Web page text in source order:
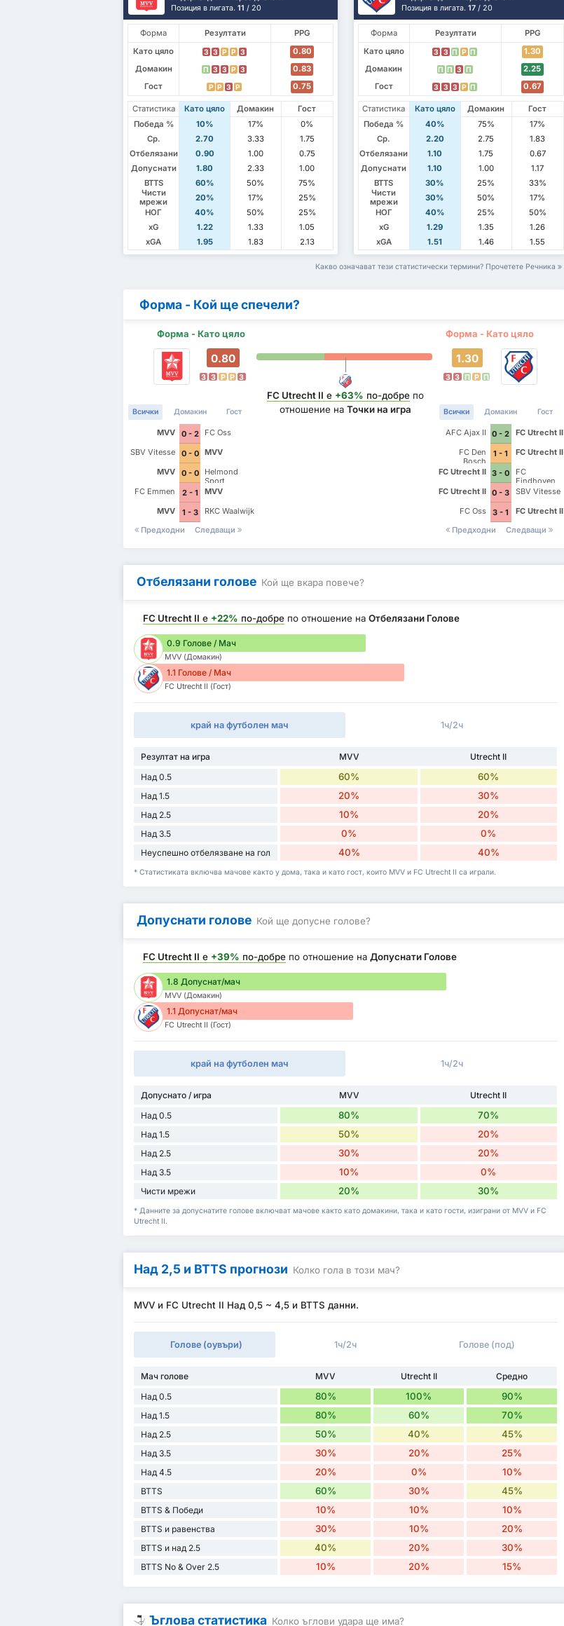
Позиция в лигата.11 / 20
Форма Резултати
PPG
Като цяло
З З P P З
0.80
Домакин
П З З P З
0.83
Гост
P P З P 0.75
Статистика Като цяло Домакин
Гост
Победа %
10% 17%
0%
Ср.
2.70 3.33
1.75
Отбелязани
0.90 1.00
0.75
Допуснати
1.80 2.33
1.00
BTTS
60% 50%
75%
Чисти
мрежи
20% 17%
25%
НОГ
40% 50%
25%
xG
1.22 1.33
1.05
xGA
1.95 1.83 2.13
Позиция в лигата.17 / 20
Форма Резултати
PPG
Като цяло
З З П P П
1.30
Домакин
П П З П
2.25
Гост
З З З P П 0.67
Статистика Като цяло Домакин
Гост
Победа %
40% 75%
17%
Ср.
2.20 2.75
1.83
Отбелязани
1.10 1.75
0.67
Допуснати
1.10 1.00
1.17
BTTS
30% 25%
33%
Чисти
мрежи
30% 50%
17%
НОГ
40% 25%
50%
xG
1.29 1.35
1.26
xGA
1.51 1.46 1.55
Какво означават тези статистически термини? Прочетете Речника
Форма - Кой ще спечели?
Форма - Като цяло Форма - Като цяло
0.80
З З P P З
Всички Домакин Гост
MVV 0 - 2
FC Oss
SBV Vitesse
0 - 0
MVV
MVV
0 - 0
Helmond
Sport
FC Emmen
2 - 1
MVV
MVV
1 - 3
RKC Waalwijk
Предходни
Следващи
FC Utrecht II е +63% по-добрепо
отношение на Точки на игра
1.30
З З П P П
Всички Домакин Гост
AFC Ajax II 0 - 2
FC Utrecht II
FC Den
Bosch
1 - 1
FC Utrecht II
FC Utrecht II 3 - 0
FC
Eindhoven
FC Utrecht II 0 - 3
SBV Vitesse
FC Oss
3 - 1
FC Utrecht II
Предходни
Следващи
Отбелязани голове Кой ще вкара повече?
FC Utrecht II е +22% по-добре по отношение наОтбелязани Голове
0.9 Голове / Мач
MVV (Домакин)
1.1 Голове / Мач
FC Utrecht II (Гост)
край на футболен мач 1ч/2ч
Резултат на игра MVV
Utrecht II
Над 0.5
60% 60%
Над 1.5 20% 30%
Над 2.5 10% 20%
Над 3.5 0% 0%
Неуспешно отбелязване на гол 40% 40%
* Статистиката включва мачове както у дома, така и като гост, които MVV и FC Utrecht II са играли.
Допуснати голове Кой ще допусне голове?
FC Utrecht II е +39% по-добре по отношение наДопуснати Голове
1.8 Допуснат/мач
MVV (Домакин)
1.1 Допуснат/мач
FC Utrecht II (Гост)
край на футболен мач 1ч/2ч
Допуснато / игра MVV
Utrecht II
Над 0.5
80% 70%
Над 1.5 50% 20%
Над 2.5 30% 20%
Над 3.5 10% 0%
Чисти мрежи 20% 30%
* Данните за допуснатите голове включват мачове както като домакини, така и като гости, изиграни от MVV и FC
Utrecht II.
Над 2,5 и BTTS прогнози Колко гола в този мач?
MVV и FC Utrecht II Над 0,5 ~ 4,5 и BTTS данни.
Голове (оувъри) 1ч/2ч Голове (под)
Мач голове MVV Utrecht II
Средно
Над 0.5
80% 100% 90%
Над 1.5 80% 60% 70%
Над 2.5 50% 40% 45%
Над 3.5 30% 20% 25%
Над 4.5 20% 0% 10%
BTTS 60% 30% 45%
BTTS & Победи 10% 10% 10%
BTTS и равенства 30% 10% 20%
BTTS и над 2.5 40% 20% 30%
BTTS No & Over 2.5 10% 20% 15%
Ъглова статистика Колко ъглови удара ще има?